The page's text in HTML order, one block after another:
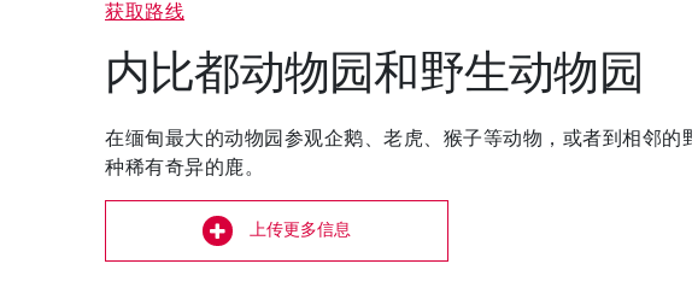
获取路线
内比都动物园和野生动物园
在缅甸最大的动物园参观企鹅、老虎、猴子等动物，或者到相邻
种稀有奇异的鹿。
上传更多信息